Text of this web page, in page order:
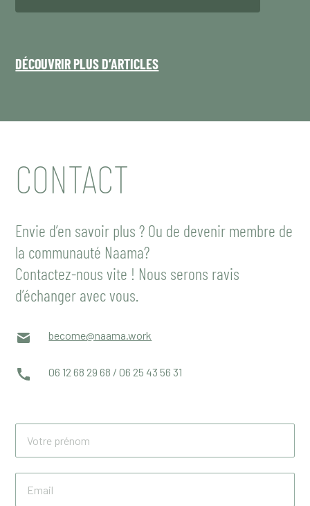
DÉCOUVRIR PLUS D’ARTICLES
CONTACT
Envie d’en savoir plus ? Ou de devenir membre de
la communauté Naama?
Contactez-nous vite ! Nous serons ravis
d’échanger avec vous.
become@naama.work
06 12 68 29 68 / 06 25 43 56 31